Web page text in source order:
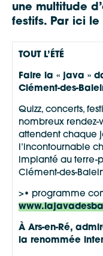
une multitude
festifs. Par ici
TOUT L’ÉTÉ
Faire la « java »
Clément-des-
Quizz, concerts,
nombreux rendez-
attendent chaque
l’incontournable
implanté au terre-
Clément-des-
>• programme
À Ars-en-Ré,
la renommée